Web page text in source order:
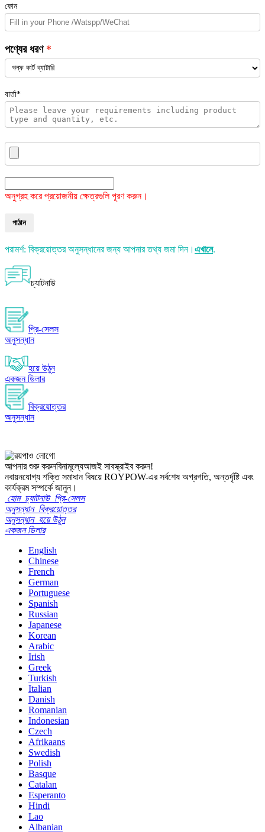
ফোন
পণ্যের ধরণ
বার্তা*
অনুগ্রহ করে প্রয়োজনীয় ক্ষেত্রগুলি পূরণ করুন।
পাঠান
পরামর্শ: বিক্রয়োত্তর অনুসন্ধানের জন্য আপনার তথ্য জমা দিন। এখানে.
চ্যাটনাউ
প্রি-সেলস
অনুসন্ধান
হয়ে উঠুন
একজন ডিলার
বিক্রয়োত্তর
অনুসন্ধান
আপনার শুরু করুনবিনামূল্যেআজই সাবস্ক্রাইব করুন!
নবায়নযোগ্য শক্তি সমাধান বিষয়ে ROYPOW-এর সর্বশেষ অগ্রগতি, অন্তর্দৃষ্টি এবং
কার্যক্রম সম্পর্কে জানুন।
হোম চ্যাটনাউ প্রি-সেলস
অনুসন্ধান বিক্রয়োত্তর
অনুসন্ধান হয়ে উঠুন
একজন ডিলার
English
Chinese
French
German
Portuguese
Spanish
Russian
Japanese
Korean
Arabic
Irish
Greek
Turkish
Italian
Danish
Romanian
Indonesian
Czech
Afrikaans
Swedish
Polish
Basque
Catalan
Esperanto
Hindi
Lao
Albanian